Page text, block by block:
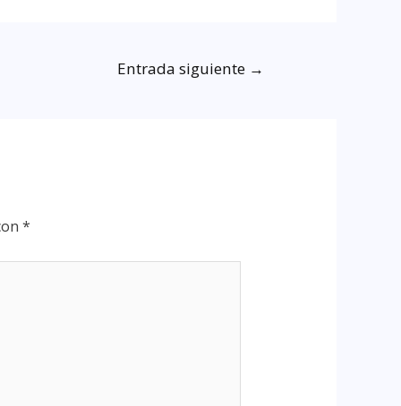
Entrada siguiente →
*